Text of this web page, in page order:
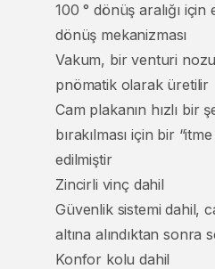
100 ° dönüş aralığı
dönüş mekanizması
Vakum, bir venturi
pnömatik olarak üretilir
Cam plakanın hızlı bir
bırakılması için bir
edilmiştir
Zincirli vinç dahil
Güvenlik sistemi dahil,
altına alındıktan sonra
Konfor kolu dahil